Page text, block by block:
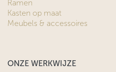
Ramen
Kasten op maat
Meubels & accessoires
ONZE WERKWIJZE